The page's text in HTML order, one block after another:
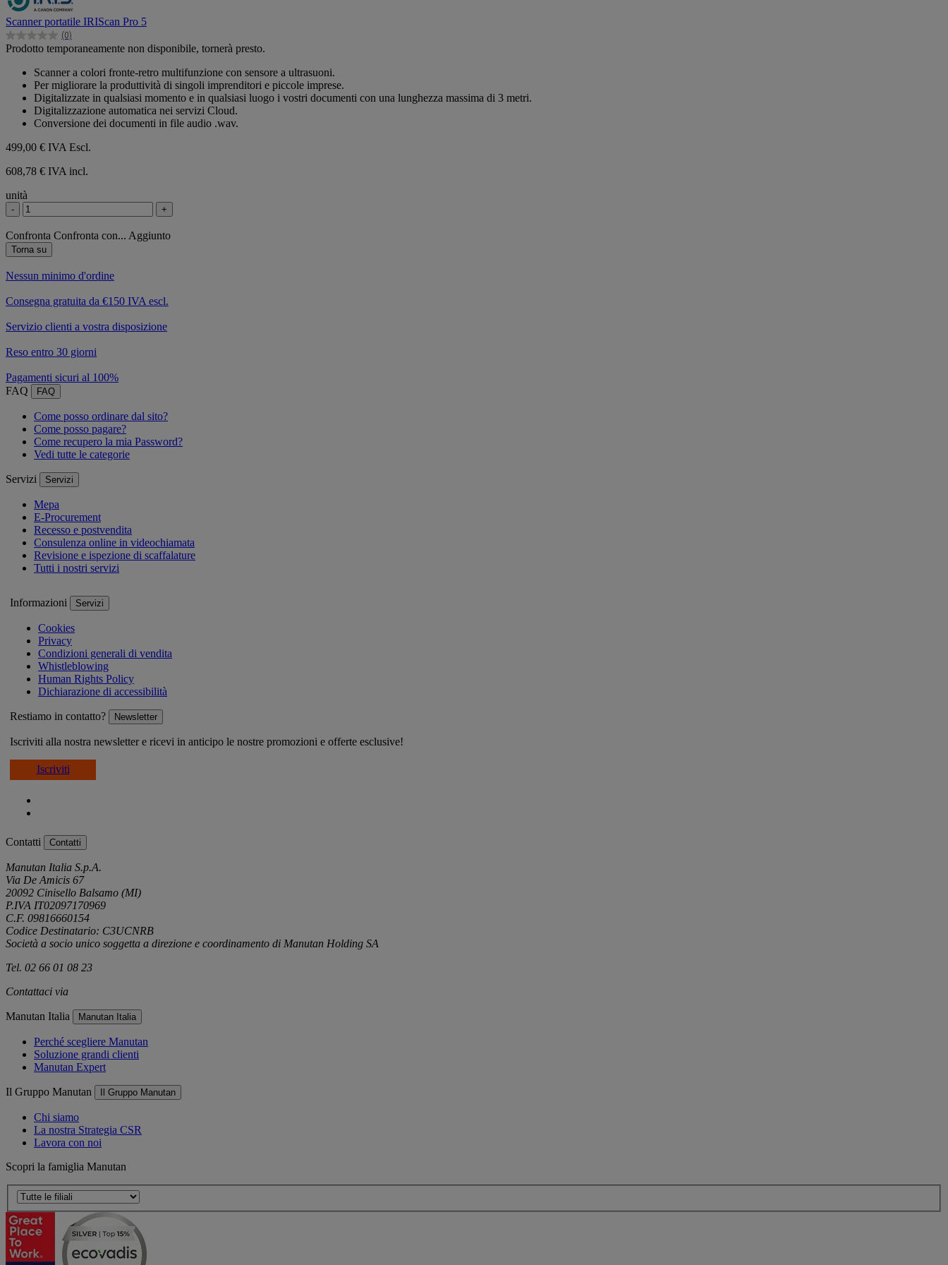
Scanner portatile IRIScan Pro 5
(0)
0.0
su
Prodotto temporaneamente non disponibile, tornerà presto.
Scanner a colori fronte-retro multifunzione con sensore a ultrasuoni.
Per migliorare la produttività di singoli imprenditori e piccole imprese.
Digitalizzate in qualsiasi momento e in qualsiasi luogo i vostri documenti con una lunghezza massima di 3 metri.
Digitalizzazione automatica nei servizi Cloud.
Conversione dei documenti in file audio .wav.
499,00 € IVA Escl.
608,78 € IVA incl.
unità
- +
Confronta Confronta con... Aggiunto
Torna su
Nessun minimo d'ordine
Consegna gratuita da €150 IVA escl.
Servizio clienti a vostra disposizione
Reso entro 30 giorni
Pagamenti sicuri al 100%
FAQ
FAQ
Come posso ordinare dal sito?
Come posso pagare?
Come recupero la mia Password?
Vedi tutte le categorie
Servizi Servizi
Mepa
E-Procurement
Recesso e postvendita
Consulenza online in videochiamata
Revisione e ispezione di scaffalature
Tutti i nostri servizi
Informazioni Servizi
Cookies
Privacy
Condizioni generali di vendita
Whistleblowing
Human Rights Policy
Dichiarazione di accessibilità
Restiamo in contatto? Newsletter
Iscriviti alla nostra newsletter e ricevi in anticipo le nostre promozioni e offerte esclusive!
Iscriviti
Contatti Contatti
Manutan Italia S.p.A.
Via De Amicis 67
20092 Cinisello Balsamo (MI)
P.IVA IT02097170969
C.F. 09816660154
Codice Destinatario: C3UCNRB
Società a socio unico soggetta a direzione e coordinamento di Manutan Holding SA
Tel. 02 66 01 08 23
Contattaci via
Manutan Italia Manutan Italia
Perché scegliere Manutan
Soluzione grandi clienti
Manutan Expert
Il Gruppo Manutan Il Gruppo Manutan
Chi siamo
La nostra Strategia CSR
Lavora con noi
Scopri la famiglia Manutan